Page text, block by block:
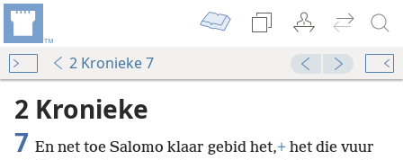
2 Kronieke 7
2 Kronieke
7 En net toe Salomo klaar gebid het,+ het die vuur